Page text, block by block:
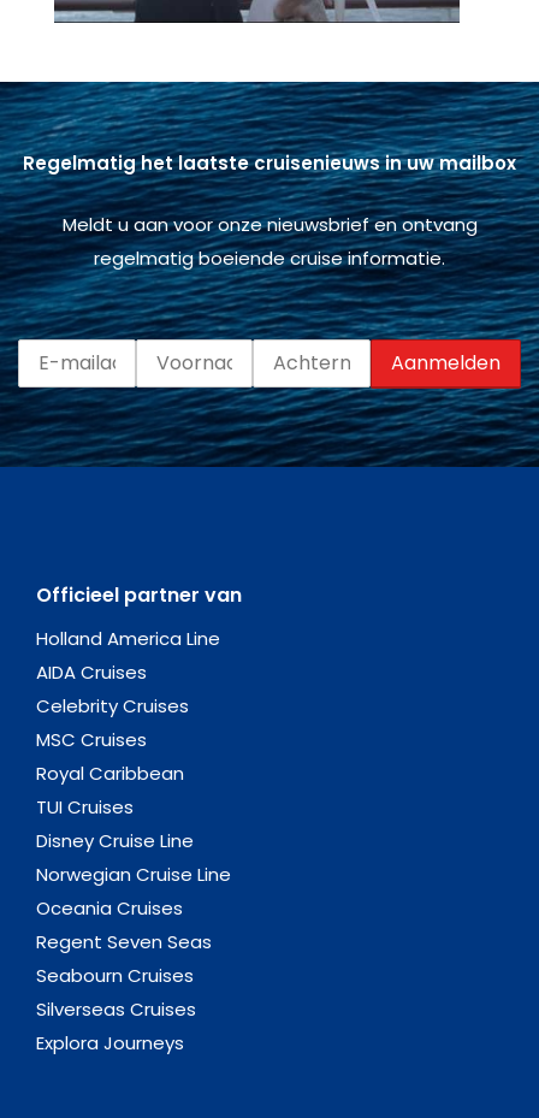
Regelmatig het laatste cruisenieuws in uw mailbox
Meldt u aan voor onze nieuwsbrief en ontvang
regelmatig boeiende cruise informatie.
Officieel partner van
Holland America Line
AIDA Cruises
Celebrity Cruises
MSC Cruises
Royal Caribbean
TUI Cruises
Disney Cruise Line
Norwegian Cruise Line
Oceania Cruises
Regent Seven Seas
Seabourn Cruises
Silverseas Cruises
Explora Journeys